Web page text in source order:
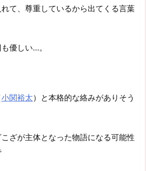
て、尊重しているから出てくる言葉
優しい…。
小関裕太）と本格的な絡みがありそう
ざが主体となった物語になる可能性